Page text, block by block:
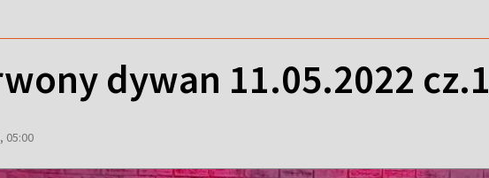
dywan 11.05.2022 cz.1
05:00